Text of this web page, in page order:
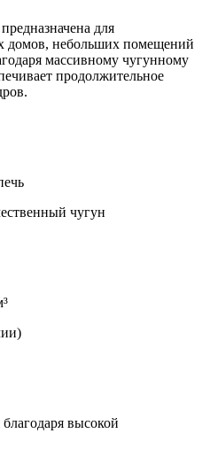
для
домов, небольших помещений
массивному чугунному
продолжительное
чугун
высокой